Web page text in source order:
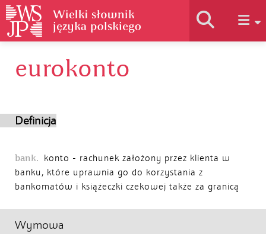
Historia słownika
Autorzy
eurokonto
Definicja
bank.
konto - rachunek założony przez klienta w
banku, które uprawnia go do korzystania z
bankomatów i książeczki czekowej także za granicą
Wymowa